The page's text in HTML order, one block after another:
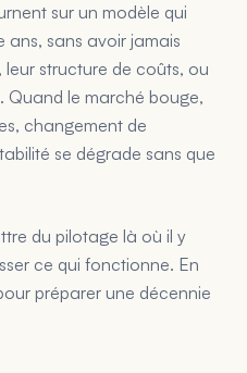
sur un modèle qui
ans, sans avoir jamais
structure de coûts, ou
Quand le marché bouge,
changement de
se dégrade sans que
du pilotage là où il y
ce qui fonctionne. En
préparer une décennie